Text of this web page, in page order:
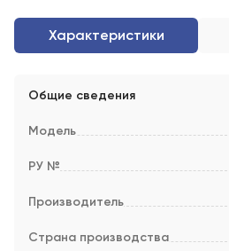
Характеристики
Общие сведения
Модель
РУ №
Производитель
Страна производства